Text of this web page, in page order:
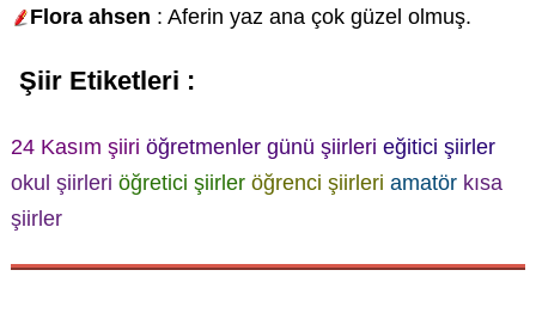
Flora ahsen : Aferin yaz ana çok güzel olmuş.
Şiir Etiketleri :
24 Kasım şiiri öğretmenler günü şiirleri eğitici şiirler
okul şiirleri öğretici şiirler öğrenci şiirleri amatör kısa
şiirler